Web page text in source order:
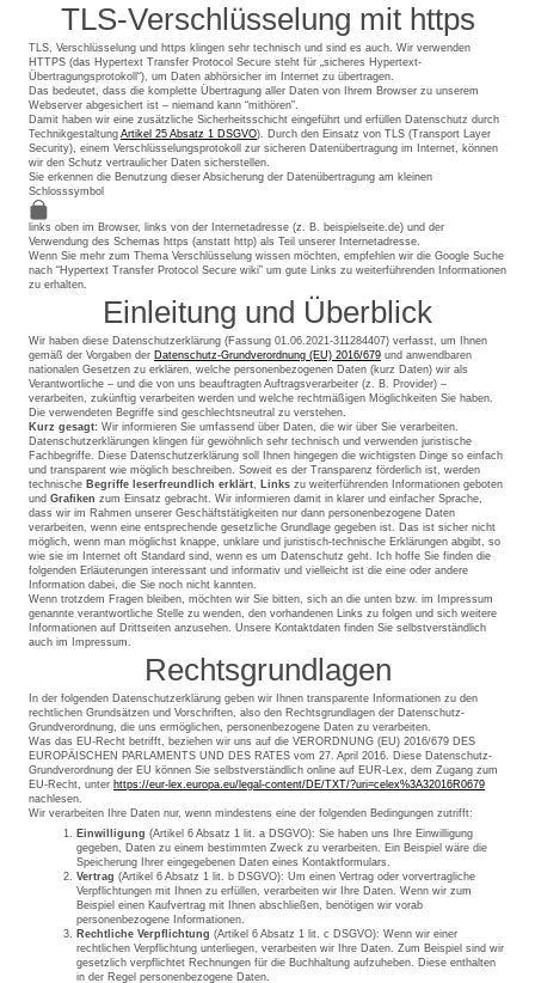
TLS-Verschlüsselung mit https
TLS, Verschlüsselung und https klingen sehr technisch und sind es auch. Wir verwenden
HTTPS (das Hypertext Transfer Protocol Secure steht für „sicheres Hypertext-
Übertragungsprotokoll“), um Daten abhörsicher im Internet zu übertragen.
Das bedeutet, dass die komplette Übertragung aller Daten von Ihrem Browser zu unserem
Webserver abgesichert ist – niemand kann “mithören”.
Damit haben wir eine zusätzliche Sicherheitsschicht eingeführt und erfüllen Datenschutz durch
Technikgestaltung Artikel 25 Absatz 1 DSGVO). Durch den Einsatz von TLS (Transport Layer
Security), einem Verschlüsselungsprotokoll zur sicheren Datenübertragung im Internet, können
wir den Schutz vertraulicher Daten sicherstellen.
Sie erkennen die Benutzung dieser Absicherung der Datenübertragung am kleinen
Schlosssymbol
links oben im Browser, links von der Internetadresse (z. B. beispielseite.de) und der
Verwendung des Schemas https (anstatt http) als Teil unserer Internetadresse.
Wenn Sie mehr zum Thema Verschlüsselung wissen möchten, empfehlen wir die Google Suche
nach “Hypertext Transfer Protocol Secure wiki” um gute Links zu weiterführenden Informationen
zu erhalten.
Einleitung und Überblick
Wir haben diese Datenschutzerklärung (Fassung 01.06.2021-311284407) verfasst, um Ihnen
gemäß der Vorgaben der Datenschutz-Grundverordnung (EU) 2016/679 und anwendbaren
nationalen Gesetzen zu erklären, welche personenbezogenen Daten (kurz Daten) wir als
Verantwortliche – und die von uns beauftragten Auftragsverarbeiter (z. B. Provider) –
verarbeiten, zukünftig verarbeiten werden und welche rechtmäßigen Möglichkeiten Sie haben.
Die verwendeten Begriffe sind geschlechtsneutral zu verstehen.
Kurz gesagt: Wir informieren Sie umfassend über Daten, die wir über Sie verarbeiten.
Datenschutzerklärungen klingen für gewöhnlich sehr technisch und verwenden juristische
Fachbegriffe. Diese Datenschutzerklärung soll Ihnen hingegen die wichtigsten Dinge so einfach
und transparent wie möglich beschreiben. Soweit es der Transparenz förderlich ist, werden
technische Begriffe leserfreundlich erklärt, Links zu weiterführenden Informationen geboten
und Grafiken zum Einsatz gebracht. Wir informieren damit in klarer und einfacher Sprache,
dass wir im Rahmen unserer Geschäftstätigkeiten nur dann personenbezogene Daten
verarbeiten, wenn eine entsprechende gesetzliche Grundlage gegeben ist. Das ist sicher nicht
möglich, wenn man möglichst knappe, unklare und juristisch-technische Erklärungen abgibt, so
wie sie im Internet oft Standard sind, wenn es um Datenschutz geht. Ich hoffe Sie finden die
folgenden Erläuterungen interessant und informativ und vielleicht ist die eine oder andere
Information dabei, die Sie noch nicht kannten.
Wenn trotzdem Fragen bleiben, möchten wir Sie bitten, sich an die unten bzw. im Impressum
genannte verantwortliche Stelle zu wenden, den vorhandenen Links zu folgen und sich weitere
Informationen auf Drittseiten anzusehen. Unsere Kontaktdaten finden Sie selbstverständlich
auch im Impressum.
Rechtsgrundlagen
In der folgenden Datenschutzerklärung geben wir Ihnen transparente Informationen zu den
rechtlichen Grundsätzen und Vorschriften, also den Rechtsgrundlagen der Datenschutz-
Grundverordnung, die uns ermöglichen, personenbezogene Daten zu verarbeiten.
Was das EU-Recht betrifft, beziehen wir uns auf die VERORDNUNG (EU) 2016/679 DES
EUROPÄISCHEN PARLAMENTS UND DES RATES vom 27. April 2016. Diese Datenschutz-
Grundverordnung der EU können Sie selbstverständlich online auf EUR-Lex, dem Zugang zum
EU-Recht, unter https://eur-lex.europa.eu/legal-content/DE/TXT/?uri=celex%3A32016R0679
nachlesen.
Wir verarbeiten Ihre Daten nur, wenn mindestens eine der folgenden Bedingungen zutrifft:
Einwilligung (Artikel 6 Absatz 1 lit. a DSGVO): Sie haben uns Ihre Einwilligung
gegeben, Daten zu einem bestimmten Zweck zu verarbeiten. Ein Beispiel wäre die
Speicherung Ihrer eingegebenen Daten eines Kontaktformulars.
Vertrag (Artikel 6 Absatz 1 lit. b DSGVO): Um einen Vertrag oder vorvertragliche
Verpflichtungen mit Ihnen zu erfüllen, verarbeiten wir Ihre Daten. Wenn wir zum
Beispiel einen Kaufvertrag mit Ihnen abschließen, benötigen wir vorab
personenbezogene Informationen.
Rechtliche Verpflichtung (Artikel 6 Absatz 1 lit. c DSGVO): Wenn wir einer
rechtlichen Verpflichtung unterliegen, verarbeiten wir Ihre Daten. Zum Beispiel sind wir
gesetzlich verpflichtet Rechnungen für die Buchhaltung aufzuheben. Diese enthalten
in der Regel personenbezogene Daten.